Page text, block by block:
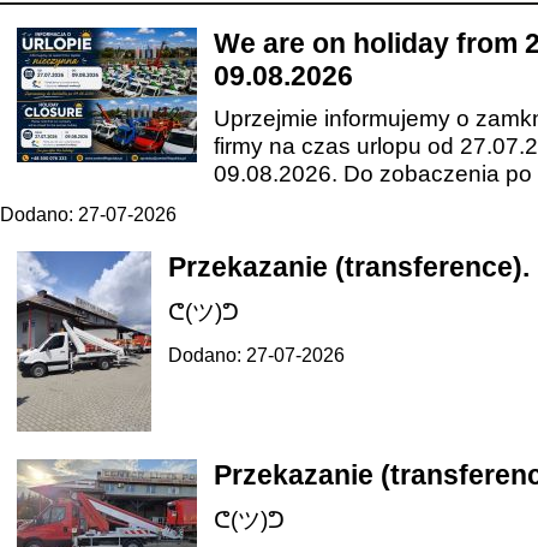
We are on holiday from
09.08.2026
Uprzejmie informujemy o
firmy na czas urlopu od
09.08.2026. Do zobaczenia po
Dodano: 27-07-2026
Przekazanie (transference).
ᕦ(ツ)ᕤ
Dodano: 27-07-2026
Przekazanie
ᕦ(ツ)ᕤ